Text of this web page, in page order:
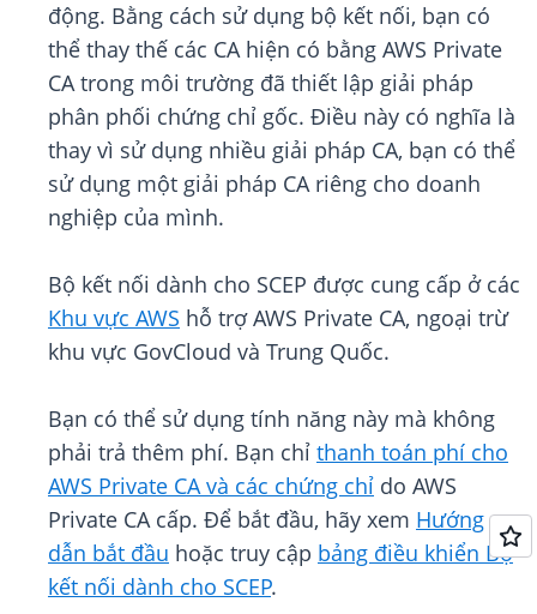
động. Bằng cách sử dụng bộ kết nối, bạn có
thể thay thế các CA hiện có bằng AWS Private
CA trong môi trường đã thiết lập giải pháp
phân phối chứng chỉ gốc. Điều này có nghĩa là
thay vì sử dụng nhiều giải pháp CA, bạn có thể
sử dụng một giải pháp CA riêng cho doanh
nghiệp của mình.
Bộ kết nối dành cho SCEP được cung cấp ở các
Khu vực AWS hỗ trợ AWS Private CA, ngoại trừ
khu vực GovCloud và Trung Quốc.
Bạn có thể sử dụng tính năng này mà không
phải trả thêm phí. Bạn chỉ thanh toán phí cho
AWS Private CA và các chứng chỉ do AWS
Private CA cấp. Để bắt đầu, hãy xem Hướng
dẫn bắt đầu hoặc truy cập bảng điều khiển Bộ
kết nối dành cho SCEP.